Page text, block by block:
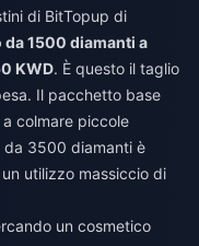
di BitTopup di
1500 diamanti a
KWD. È questo il taglio
Il pacchetto base
colmare piccole
3500 diamanti è
utilizzo massiccio di
un cosmetico